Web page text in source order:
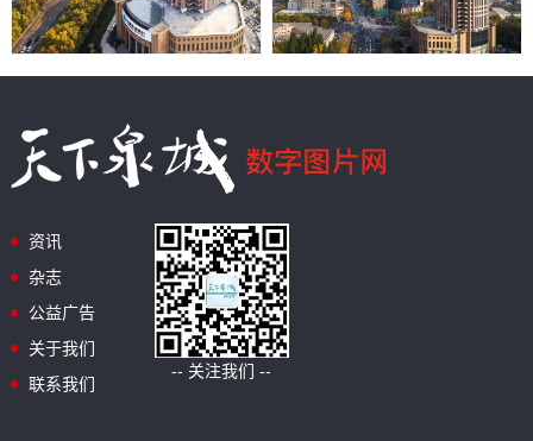
资讯
杂志
公益广告
关于我们
联系我们
-- 关注我们 --